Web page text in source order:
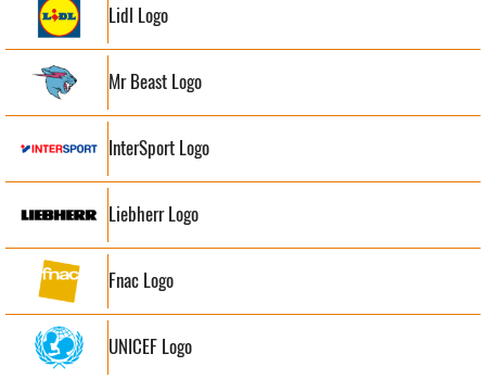
Lidl Logo
Mr Beast Logo
InterSport Logo
Liebherr Logo
Fnac Logo
UNICEF Logo